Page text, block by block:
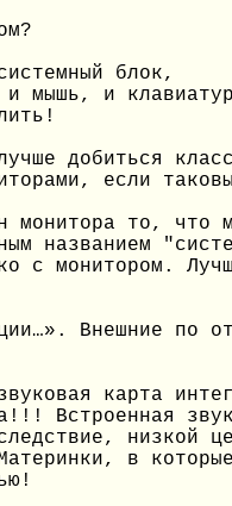
блок,
мышь, и
добиться
если
то, что
названием
с монитором.
Внешние по
карта
Встроенная
низкой
в